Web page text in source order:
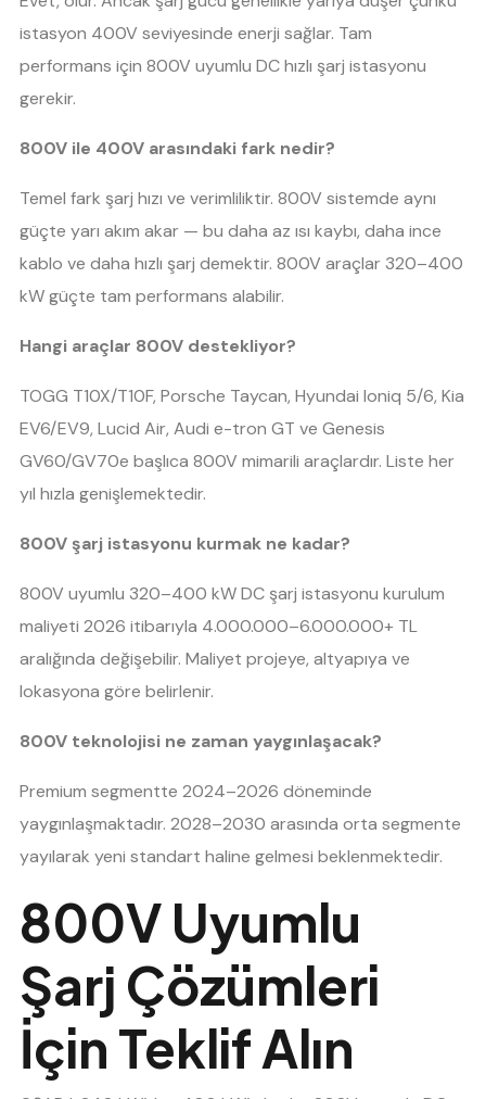
istasyon 400V seviyesinde enerji sağlar. Tam
performans için 800V uyumlu DC hızlı şarj istasyonu
gerekir.
800V ile 400V arasındaki fark nedir?
Temel fark şarj hızı ve verimliliktir. 800V sistemde aynı
güçte yarı akım akar — bu daha az ısı kaybı, daha ince
kablo ve daha hızlı şarj demektir. 800V araçlar 320–400
kW güçte tam performans alabilir.
Hangi araçlar 800V destekliyor?
TOGG T10X/T10F, Porsche Taycan, Hyundai Ioniq 5/6, Kia
EV6/EV9, Lucid Air, Audi e-tron GT ve Genesis
GV60/GV70e başlıca 800V mimarili araçlardır. Liste her
yıl hızla genişlemektedir.
800V şarj istasyonu kurmak ne kadar?
800V uyumlu 320–400 kW DC şarj istasyonu kurulum
maliyeti 2026 itibarıyla 4.000.000–6.000.000+ TL
aralığında değişebilir. Maliyet projeye, altyapıya ve
lokasyona göre belirlenir.
800V teknolojisi ne zaman yaygınlaşacak?
Premium segmentte 2024–2026 döneminde
yaygınlaşmaktadır. 2028–2030 arasında orta segmente
yayılarak yeni standart haline gelmesi beklenmektedir.
800V Uyumlu
Şarj Çözümleri
İçin Teklif Alın